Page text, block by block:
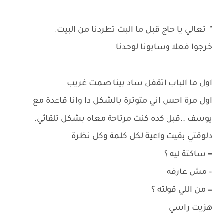
" تعالي يا حاج قبل ما البت تطردنا من البيت.
خرجوا فعلا وسابونا لوحدنا
اول ما الباب اتقفل ساد بينا صمت غريب
اول مرة احس اني متوترة بالشكل دا وانا قاعدة مع
يوسف ..قبل كده كنت مرتاحة معاه بشكل تلقائي.
دلوقتي بقيت واعية لكل كلمة وكل نظرة
= ساكتة ليه ؟
– مش عارفه
= من اللي قولته ؟
هزيت راسي